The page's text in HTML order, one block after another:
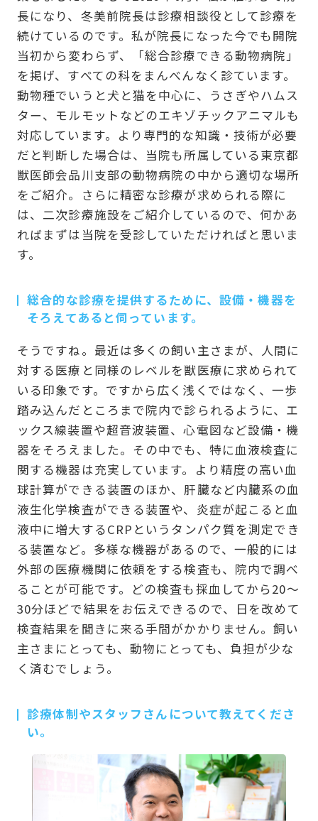
長になり、冬美前院長は診療相談役として診療を
続けているのです。私が院長になった今でも開院
当初から変わらず、「総合診療できる動物病院」
を掲げ、すべての科をまんべんなく診ています。
動物種でいうと犬と猫を中心に、うさぎやハムス
ター、モルモットなどのエキゾチックアニマルも
対応しています。より専門的な知識・技術が必要
だと判断した場合は、当院も所属している東京都
獣医師会品川支部の動物病院の中から適切な場所
をご紹介。さらに精密な診療が求められる際に
は、二次診療施設をご紹介しているので、何かあ
ればまずは当院を受診していただければと思いま
す。
総合的な診療を提供するために、設備・機器を
そろえてあると伺っています。
そうですね。最近は多くの飼い主さまが、人間に
対する医療と同様のレベルを獣医療に求められて
いる印象です。ですから広く浅くではなく、一歩
踏み込んだところまで院内で診られるように、エ
ックス線装置や超音波装置、心電図など設備・機
器をそろえました。その中でも、特に血液検査に
関する機器は充実しています。より精度の高い血
球計算ができる装置のほか、肝臓など内臓系の血
液生化学検査ができる装置や、炎症が起こると血
液中に増大するCRPというタンパク質を測定でき
る装置など。多様な機器があるので、一般的には
外部の医療機関に依頼をする検査も、院内で調べ
ることが可能です。どの検査も採血してから20～
30分ほどで結果をお伝えできるので、日を改めて
検査結果を聞きに来る手間がかかりません。飼い
主さまにとっても、動物にとっても、負担が少な
く済むでしょう。
診療体制やスタッフさんについて教えてくださ
い。